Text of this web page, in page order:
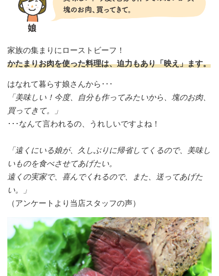
家族の集まりにローストビーフ！
かたまりお肉を使った料理は、迫力もあり「映え」ます。
はなれて暮らす娘さんから･･･
「美味しい！今度、自分も作ってみたいから、塊のお肉、
買ってきて。」
･･･なんて言われるの、うれしいですよね！
「遠くにいる娘が、久しぶりに帰省してくるので、美味し
いものを食べさせてあげたい。
遠くの実家で、喜んでくれるので、また、送ってあげた
い。」
（アンケートより当店スタッフの声）